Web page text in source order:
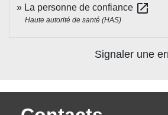
La personne de confiance open_in_new
Haute autorité de santé (HAS)
Signaler une